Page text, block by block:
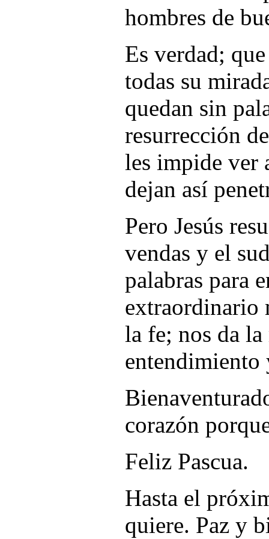
hombres de
Es verdad;
todas su
quedan sin
resurrección
les impide ver
dejan así
Pero Jesús
vendas y el
palabras para
extraordinario
la fe; nos da la
entendimiento
corazón
Feliz Pascua.
Hasta el
quiere. Paz y